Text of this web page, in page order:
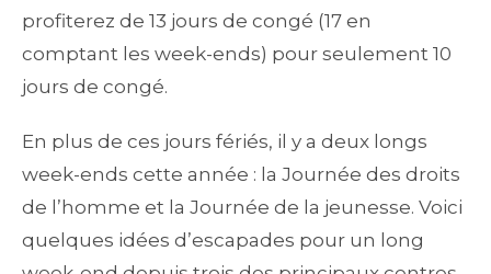
profiterez de 13 jours de congé (17 en
comptant les week-ends) pour seulement 10
jours de congé.
En plus de ces jours fériés, il y a deux longs
week-ends cette année : la Journée des droits
de l’homme et la Journée de la jeunesse. Voici
quelques idées d’escapades pour un long